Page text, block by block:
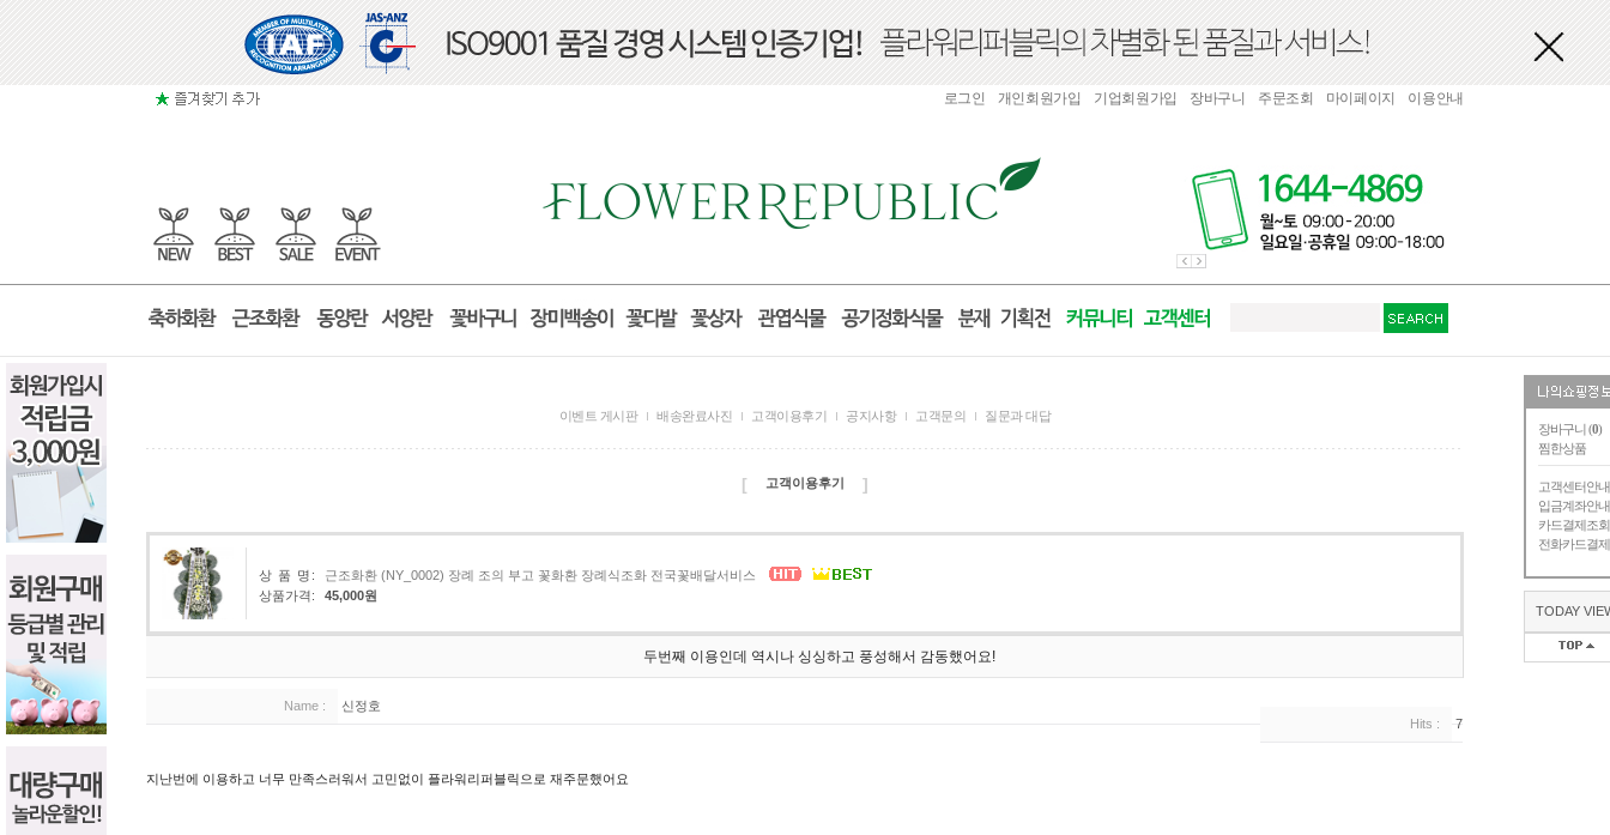
장바구니 (0)
찜한상품
고객센터안내
입금계좌안내
카드결제조회
전화카드결제
TODAY
로그인 개인회원가입 기업회원가입 장바구니 주문조회 마이페이지 이용안내
이벤트 게시판 배송완료사진 고객이용후기 공지사항 고객문의 질문과 대답
[ 고객이용후기 ]
상 품 명:
근조화환 (NY_0002) 장례 조의 부고 꽃화환 장례식조화 전국꽃배달서비스
상품가격:
45,000원
두번째 이용인데 역시나 싱싱하고 풍성해서 감동했어요!
Name :
신정호
Hits :
7
지난번에 이용하고 너무 만족스러워서 고민없이 플라워리퍼블릭으로 재주문했어요